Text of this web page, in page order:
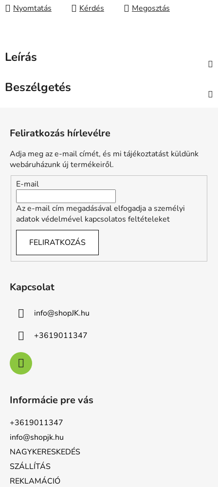
Nyomtatás Kérdés Megosztás
Leírás
Beszélgetés
Feliratkozás hírlevélre
Adja meg az e-mail címét, és mi tájékoztatást küldünk
webáruházunk új termékeiről.
E-mail
Az e-mail cím megadásával elfogadja a személyi
adatok védelmével kapcsolatos feltételeket
FELIRATKOZÁS
Kapcsolat
info@shopJK.hu
+3619011347
Informácie pre vás
+3619011347
info@shopjk.hu
NAGYKERESKEDÉS
SZÁLLÍTÁS
REKLAMÁCIÓ